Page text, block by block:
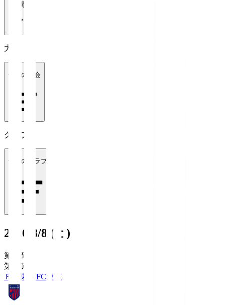
1週間
大会
全ての大会
クラブ
全てのクラブ
2026/8/8 (土)
第1節
第1節
ＦＣ東京FC東京